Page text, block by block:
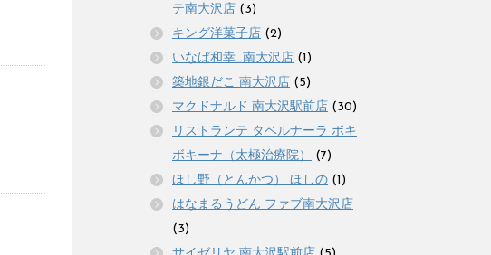
テ南大沢店 (3)
キング洋菓子店 (2)
いなば和幸_南大沢店 (1)
築地銀だこ 南大沢店 (5)
マクドナルド 南大沢駅前店 (30)
リストランテ タベルナーラ ボキ
ボキーナ（太極治療院）
(7)
ほし野（とんかつ） ほしの (1)
はなまるうどん ファブ南大沢店
(3)